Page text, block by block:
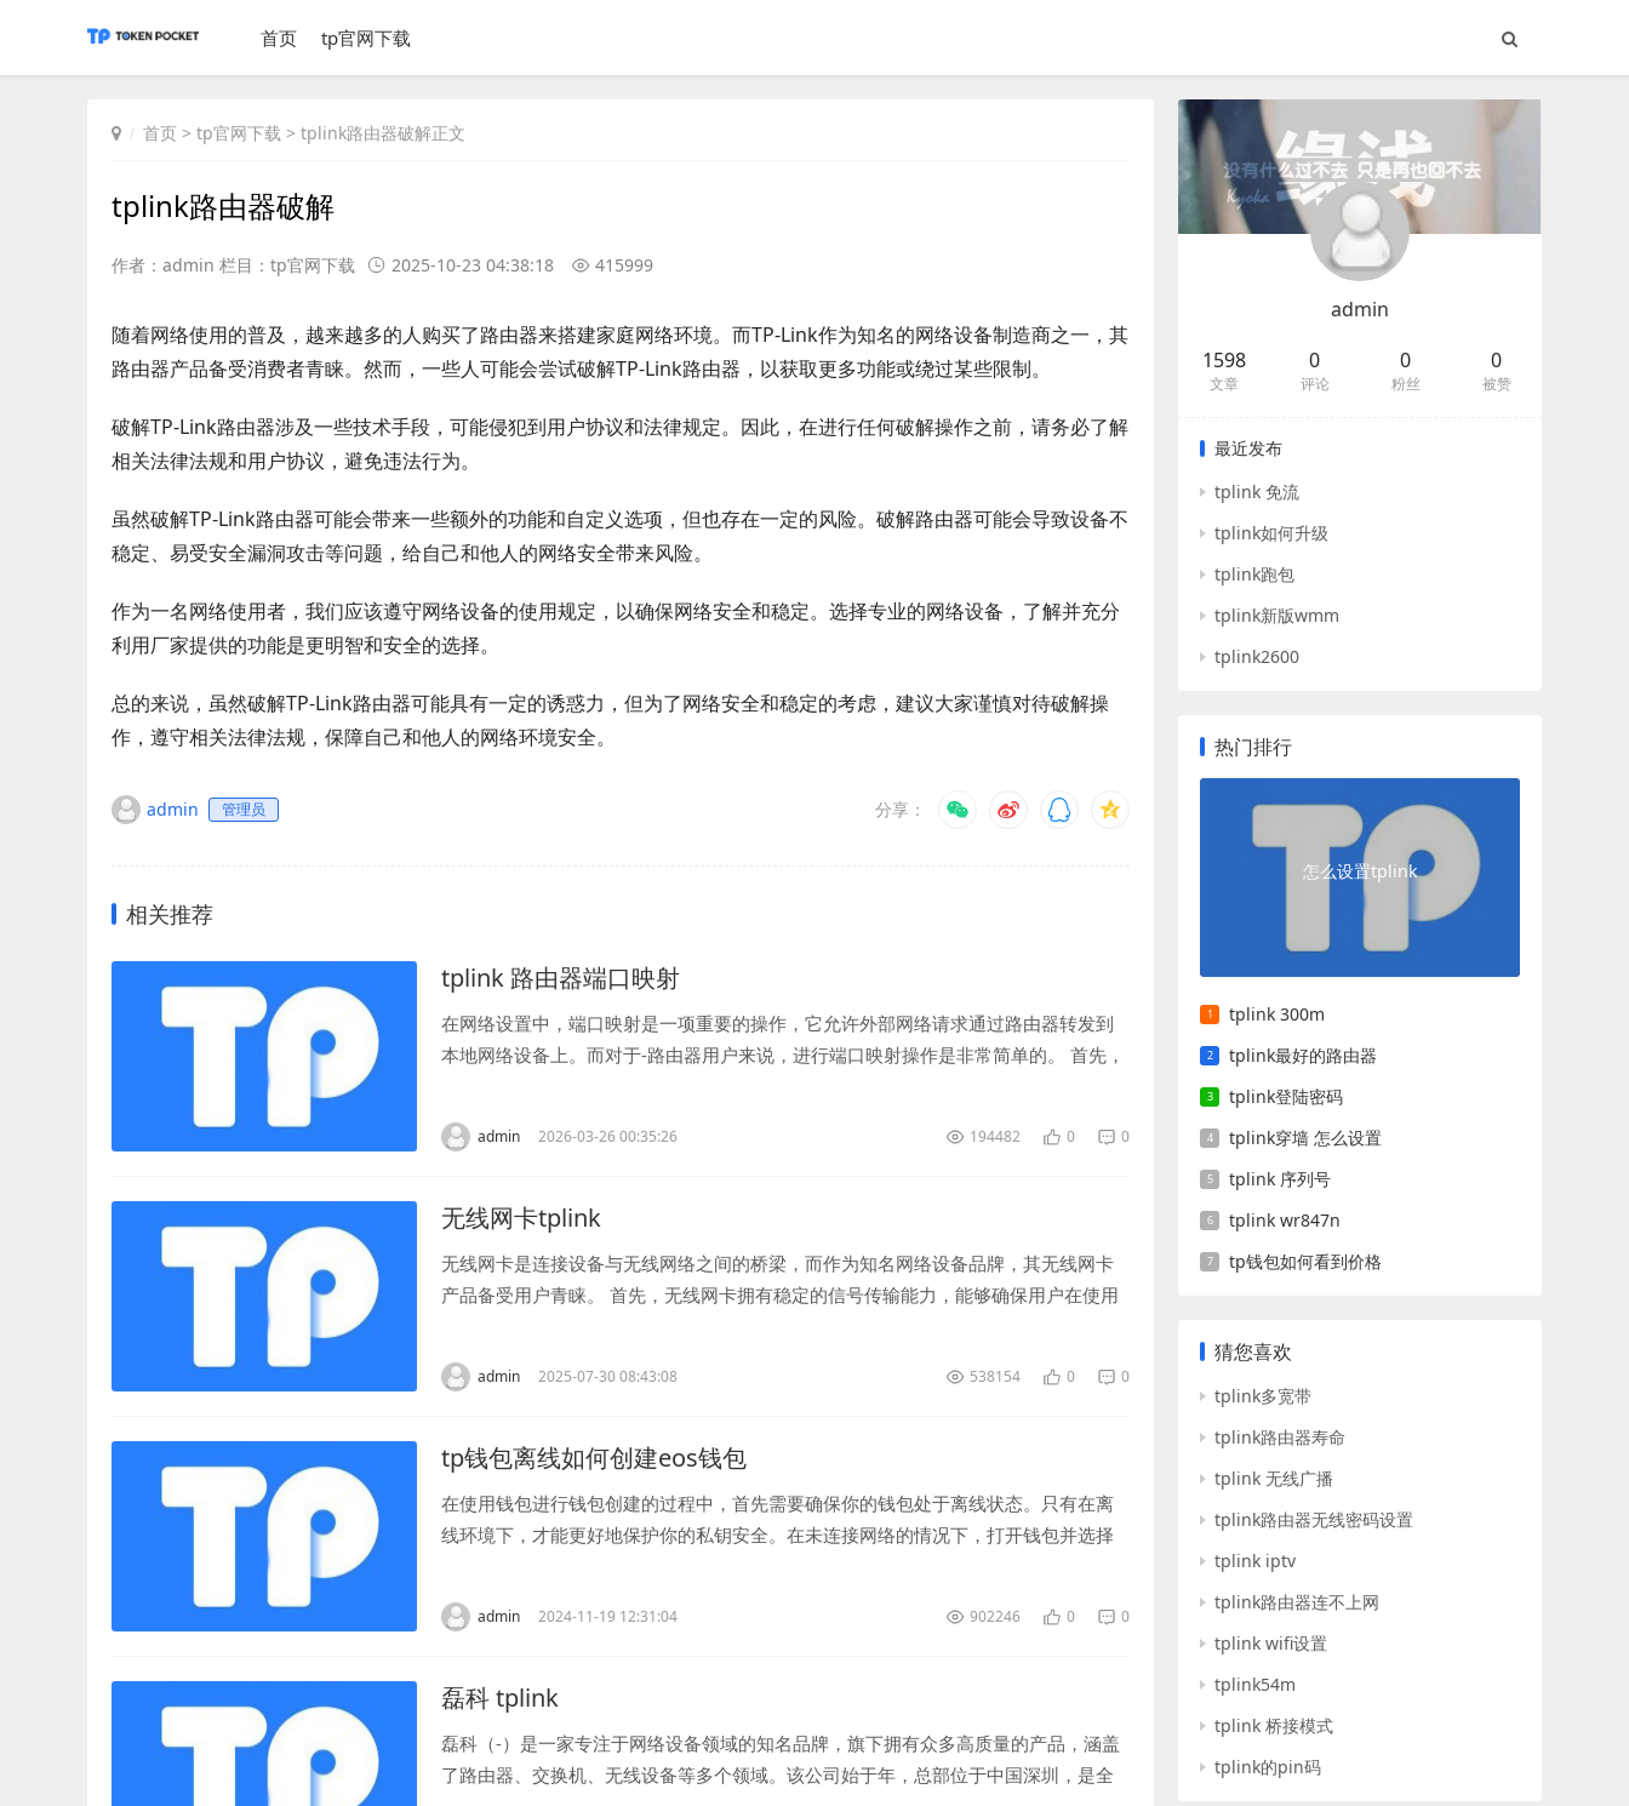
首页 tp官网下载
首页 > tp官网下载 > tplink路由器破解正文
tplink路由器破解
作者：admin 栏目： tp官网下载 2025-10-23 04:38:18 415999
随着网络使用的普及，越来越多的人购买了路由器来搭建家庭网络环境。而TP-Link作为知名的网络设备制造商之一，其
路由器产品备受消费者青睐。然而，一些人可能会尝试破解TP-Link路由器，以获取更多功能或绕过某些限制。
破解TP-Link路由器涉及一些技术手段，可能侵犯到用户协议和法律规定。因此，在进行任何破解操作之前，请务必了解
相关法律法规和用户协议，避免违法行为。
虽然破解TP-Link路由器可能会带来一些额外的功能和自定义选项，但也存在一定的风险。破解路由器可能会导致设备不
稳定、易受安全漏洞攻击等问题，给自己和他人的网络安全带来风险。
作为一名网络使用者，我们应该遵守网络设备的使用规定，以确保网络安全和稳定。选择专业的网络设备，了解并充分
利用厂家提供的功能是更明智和安全的选择。
总的来说，虽然破解TP-Link路由器可能具有一定的诱惑力，但为了网络安全和稳定的考虑，建议大家谨慎对待破解操
作，遵守相关法律法规，保障自己和他人的网络环境安全。
admin 管理员 分享：
相关推荐
tplink 路由器端口映射
在网络设置中，端口映射是一项重要的操作，它允许外部网络请求通过路由器转发到
本地网络设备上。而对于-路由器用户来说，进行端口映射操作是非常简单的。 首先，
admin 2026-03-26 00:35:26 194482 0 0
无线网卡tplink
无线网卡是连接设备与无线网络之间的桥梁，而作为知名网络设备品牌，其无线网卡
产品备受用户青睐。 首先，无线网卡拥有稳定的信号传输能力，能够确保用户在使用
admin 2025-07-30 08:43:08 538154 0 0
tp钱包离线如何创建eos钱包
在使用钱包进行钱包创建的过程中，首先需要确保你的钱包处于离线状态。只有在离
线环境下，才能更好地保护你的私钥安全。在未连接网络的情况下，打开钱包并选择
admin 2024-11-19 12:31:04 902246 0 0
磊科 tplink
磊科（-）是一家专注于网络设备领域的知名品牌，旗下拥有众多高质量的产品，涵盖
了路由器、交换机、无线设备等多个领域。该公司始于年，总部位于中国深圳，是全
admin
1598
文章
0
评论
0
粉丝
0
被赞
最近发布
tplink 免流
tplink如何升级
tplink跑包
tplink新版wmm
tplink2600
热门排行
怎么设置tplink
tplink 300m
tplink最好的路由器
tplink登陆密码
tplink穿墙 怎么设置
tplink 序列号
tplink wr847n
tp钱包如何看到价格
猜您喜欢
tplink多宽带
tplink路由器寿命
tplink 无线广播
tplink路由器无线密码设置
tplink iptv
tplink路由器连不上网
tplink wifi设置
tplink54m
tplink 桥接模式
tplink的pin码